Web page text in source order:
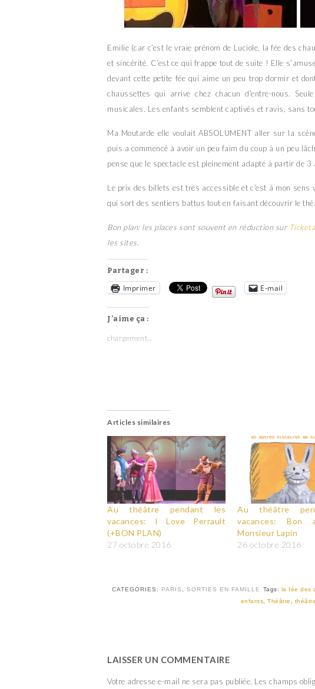
Emilie (car c’est le vraie prénom de Luciole, la fée des
et sincérité. C’est ce qui frappe tout de suite ! Elle
devant cette petite fée qui aime un peu trop dormir et
chaussettes qui arrive chez chacun d’entre-nous.
musicales. Les enfants semblent captivés et ravis, sans
Ma Moutarde elle voulait ABSOLUMENT aller sur la
puis a commencé à avoir un peu faim du coup à un peu
pense que le spectacle est pleinement adapté à partir de 3
Le prix des billets est très accessible et c’est à mon
qui sort des sentiers battus tout en faisant découvrir le
Bon plan: les places sont souvent en réduction sur
les sites.
Partager :
Imprimer E-mail
J’aime ça :
chargement…
Articles similaires
Au théâtre pendant les
vacances: I Love Perrault
(+BON PLAN)
27 octobre 2016
Au théâtre
vacances: Bon
Monsieur Lapin
26 octobre 2016
CATEGORIES: PARIS SORTIES EN FAMILLE Tags: la fée des
enfants
Théâtre
LAISSER UN COMMENTAIRE
Votre adresse e-mail ne sera pas publiée. Les champs